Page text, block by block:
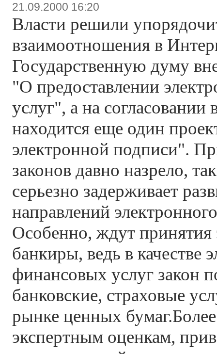
21.09.2000 16:20
Власти решили
взаимоотношения в
Государственную думу
"О предоставлении
услуг", а на согласовании
находится еще один
электронной подписи".
законов давно назрело,
серьезно задерживает
направлений
Особенно, ждут принятия
банкиры, ведь в качестве
финансовых услуг закон
банковские, страховые
рынке ценных бумаг.Более
экспертным оценкам,